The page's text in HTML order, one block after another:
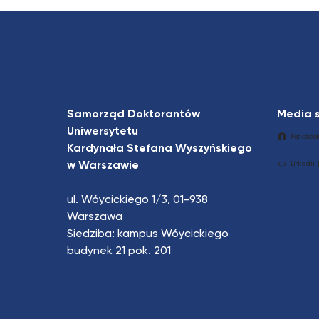
Samorząd Doktorantów
Uniwersytetu
Kardynała Stefana Wyszyńskiego
w Warszawie
ul. Wóycickiego 1/3, 01-938
Warszawa
Siedziba: kampus Wóycickiego
budynek 21 pok. 201
Media
Facebook
Linkedin